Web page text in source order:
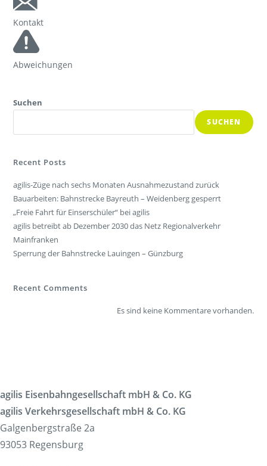
Kontakt
Abweichungen
Suchen
SUCHEN
Recent Posts
agilis-Züge nach sechs Monaten Ausnahmezustand zurück
Bauarbeiten: Bahnstrecke Bayreuth – Weidenberg gesperrt
„Freie Fahrt für Einserschüler“ bei agilis
agilis betreibt ab Dezember 2030 das Netz Regionalverkehr
Mainfranken
Sperrung der Bahnstrecke Lauingen – Günzburg
Recent Comments
Es sind keine Kommentare vorhanden.
agilis Eisenbahngesellschaft mbH & Co. KG
agilis Verkehrsgesellschaft mbH & Co. KG
Galgenbergstraße 2a
93053 Regensburg